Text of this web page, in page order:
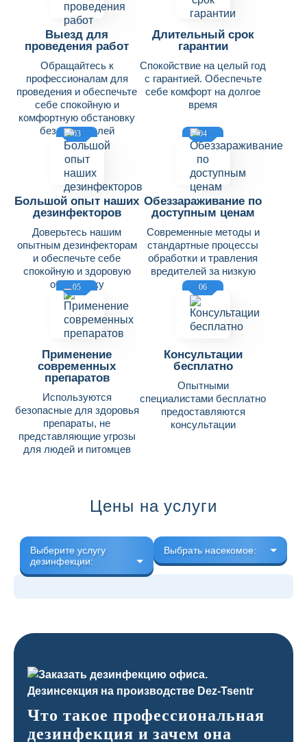
Выезд для
проведения работ
Обращайтесь к
профессионалам для
проведения и обеспечьте
себе спокойную и
комфортную обстановку
без вредителей
Длительный срок
гарантии
Спокойствие на целый год
с гарантией. Обеспечьте
себе комфорт на долгое
время
03
Большой опыт наших
дезинфекторов
Доверьтесь нашим
опытным дезинфекторам
и обеспечьте себе
спокойную и здоровую
обстановку
04
Обеззараживание по
доступным ценам
Современные методы и
стандартные процессы
обработки и травления
вредителей за низкую
цену
05
Применение
современных
препаратов
Используются
безопасные для здоровья
препараты, не
представляющие угрозы
для людей и питомцев
06
Консультации
бесплатно
Опытными
специалистами бесплатно
предоставляются
консультации
Цены на услуги
Выберите услугу
дезинфекции:
Выбрать насекомое:
Что такое профессиональная
дезинфекция и зачем она